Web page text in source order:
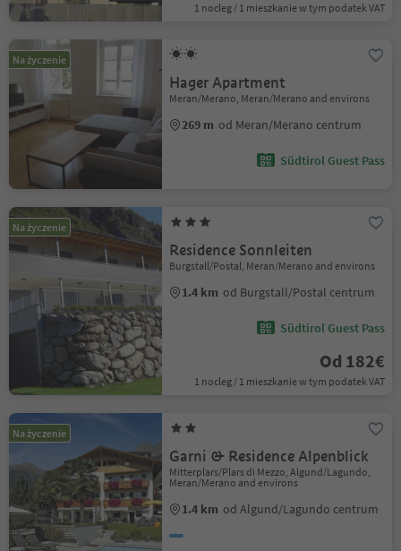
1 nocleg / 1 mieszkanie w tym podatek VAT
Na życzenie
Hager Apartment
Meran/Merano, Meran/Merano and environs
269 m od Meran/Merano centrum
Südtirol Guest Pass
Na życzenie
Residence Sonnleiten
Burgstall/Postal, Meran/Merano and environs
1.4 km od Burgstall/Postal centrum
Südtirol Guest Pass
Od 182€
1 nocleg / 1 mieszkanie w tym podatek VAT
Na życzenie
Garni & Residence Alpenblick
Mitterplars/Plars di Mezzo, Algund/Lagundo,
Meran/Merano and environs
1.4 km od Algund/Lagundo centrum